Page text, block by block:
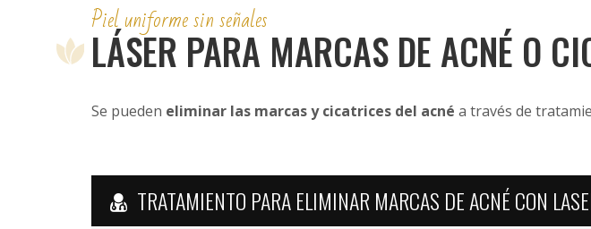
Piel uniforme sin señales
LÁSER PARA MARCAS DE ACNÉ O
Se pueden eliminar las marcas y cicatrices del acné a través de
TRATAMIENTO PARA ELIMINAR MARCAS DE ACNÉ CON